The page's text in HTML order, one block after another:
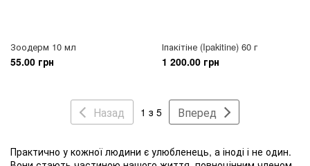
Зоодерм 10 мл
55.00 грн
Іпакітіне (Ipakitine) 60 г
1 200.00 грн
Назад 1 з 5 Вперед
Практично у кожної людини є улюбленець, а іноді і не один.